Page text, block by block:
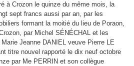
à Crozon le quinze du même mois, la
sept francs aussi par an, par les
formant la moitié du lieu de Poraon,
par Michel SÉNÉCHAL et les
Jeanne DANIEL veuve Pierre LE
titre nouvel rapporté le dix neuf octobre
par Me PERRIN et son collègue